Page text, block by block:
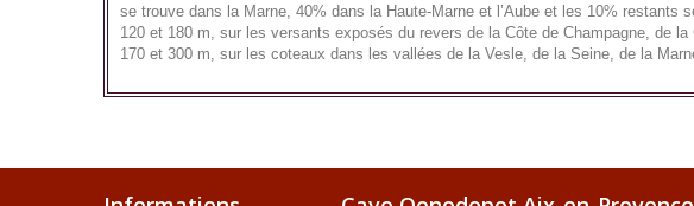
se trouve dans la Marne, 40% dans la Haute-Marne et l’Aube et les 10%
120 et 180 m, sur les versants exposés du revers de la Côte de Champagne, de
170 et 300 m, sur les coteaux dans les vallées de la Vesle, de la Seine, de la